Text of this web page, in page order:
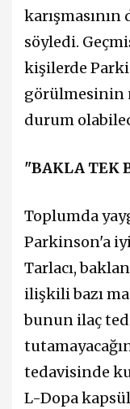
söyledi.
kişilerde
görülmesinin
durum
"BAKLA TEK
Toplumda
Parkinson'a
Tarlacı,
ilişkili bazı
bunun ilaç
tedavisinde
L-Dopa